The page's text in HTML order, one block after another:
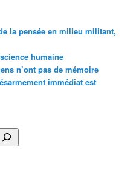
la pensée en milieu militant,
humaine
n’ont pas de mémoire
immédiat est